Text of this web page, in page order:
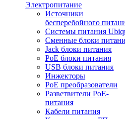
Электропитание
Источники
бесперебойного
Системы питания
Сменные блоки
Jack блоки питания
PoE блоки питания
USB блоки питания
Инжекторы
PoE преобразователи
Разветвители PoE-
питания
Кабели питания